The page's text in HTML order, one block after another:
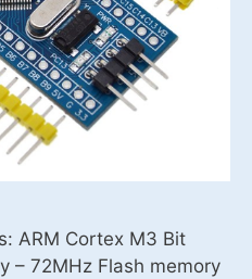
ARM Cortex M3 Bit
– 72MHz Flash memory